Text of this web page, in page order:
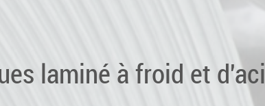
laminé à froid et